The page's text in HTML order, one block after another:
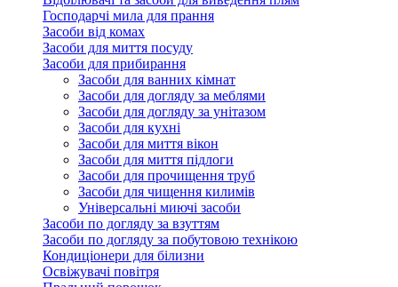
Господарчі мила для прання
Засоби від комах
Засоби для миття посуду
Засоби для прибирання
Засоби для ванних кімнат
Засоби для догляду за меблями
Засоби для догляду за унітазом
Засоби для кухні
Засоби для миття вікон
Засоби для миття підлоги
Засоби для прочищення труб
Засоби для чищення килимів
Універсальні миючі засоби
Засоби по догляду за взуттям
Засоби по догляду за побутовою технікою
Кондиціонери для білизни
Освіжувачі повітря